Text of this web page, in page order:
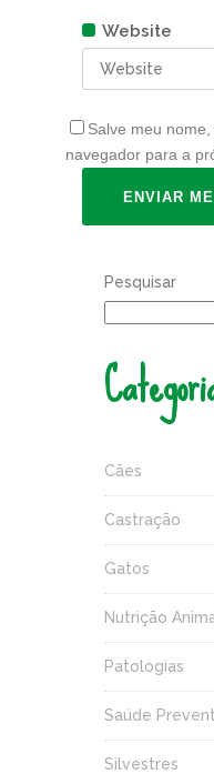
Website
Salve meu
navegador para a
Pesquisar
Cães
Castração
Gatos
Nutrição
Patologias
Saúde
Silvestres